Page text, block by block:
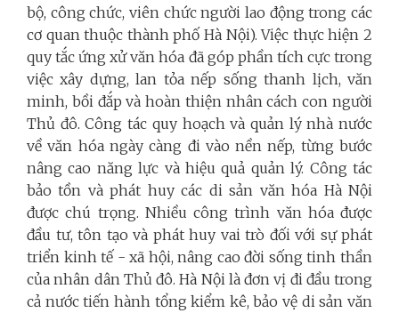
bộ, công chức, viên chức người lao động trong các
cơ quan thuộc thành phố Hà Nội). Việc thực hiện 2
quy tắc ứng xử văn hóa đã góp phần tích cực trong
việc xây dựng, lan tỏa nếp sống thanh lịch, văn
minh, bồi đắp và hoàn thiện nhân cách con người
Thủ đô. Công tác quy hoạch và quản lý nhà nước
về văn hóa ngày càng đi vào nền nếp, từng bước
nâng cao năng lực và hiệu quả quản lý. Công tác
bảo tồn và phát huy các di sản văn hóa Hà Nội
được chú trọng. Nhiều công trình văn hóa được
đầu tư, tôn tạo và phát huy vai trò đối với sự phát
triển kinh tế - xã hội, nâng cao đời sống tinh thần
của nhân dân Thủ đô. Hà Nội là đơn vị đi đầu trong
cả nước tiến hành tổng kiểm kê, bảo vệ di sản văn